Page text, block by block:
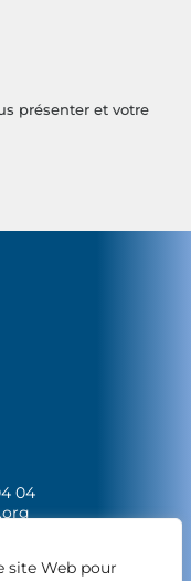
site Web pour
présenter et votre
04